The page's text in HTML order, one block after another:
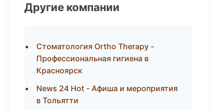
Другие компании
Стоматология Ortho Therapy -
Профессиональная гигиена в
Красноярск
News 24 Hot - Афиша и мероприятия
в Тольятти